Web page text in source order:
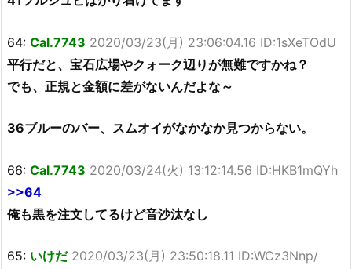
64: Cal.7743 2020/03/23(月) 23:06:04.16 ID:1sXeTOdU
平行だと、宝石広場やクォーク辺りが無難ですかね？
でも、正規と金額に差がないんだよな～
36ブルーのバー、スムオイがなかなか見つからない。
66: Cal.7743 2020/03/24(火) 13:12:14.56 ID:HKB1mQYh
>>64
俺も黒を注文してるけど音沙汰なし
65: いけだ 2020/03/23(月) 23:50:18.11 ID:WCz3Nnp/